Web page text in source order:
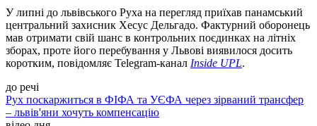
У липні до львівського Руха на перегляд приїхав панамський
центральний захисник Хесус Дельгадо. Фактурний оборонець
мав отримати свій шанс в контрольних поєдинках на літніх
зборах, проте його перебування у Львові виявилося досить
коротким, повідомляє Telegram-канал Inside UPL.
до речі
Рух поскаржиться в ФІФА та УЄФА через зірваний трансфер
– львів'яни хочуть компенсацію